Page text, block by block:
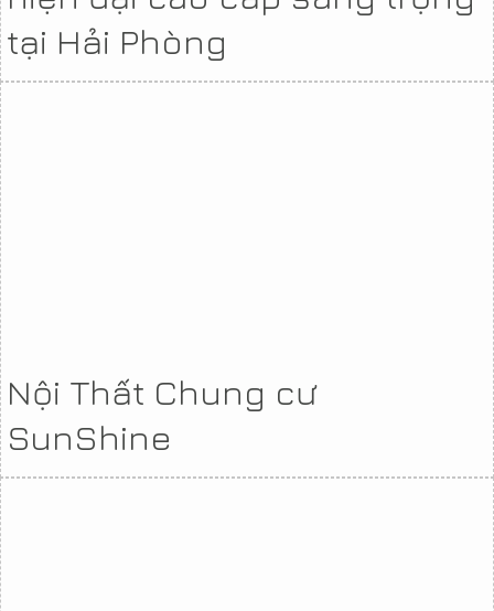
tại Hải Phòng
Nội Thất Chung cư
SunShine